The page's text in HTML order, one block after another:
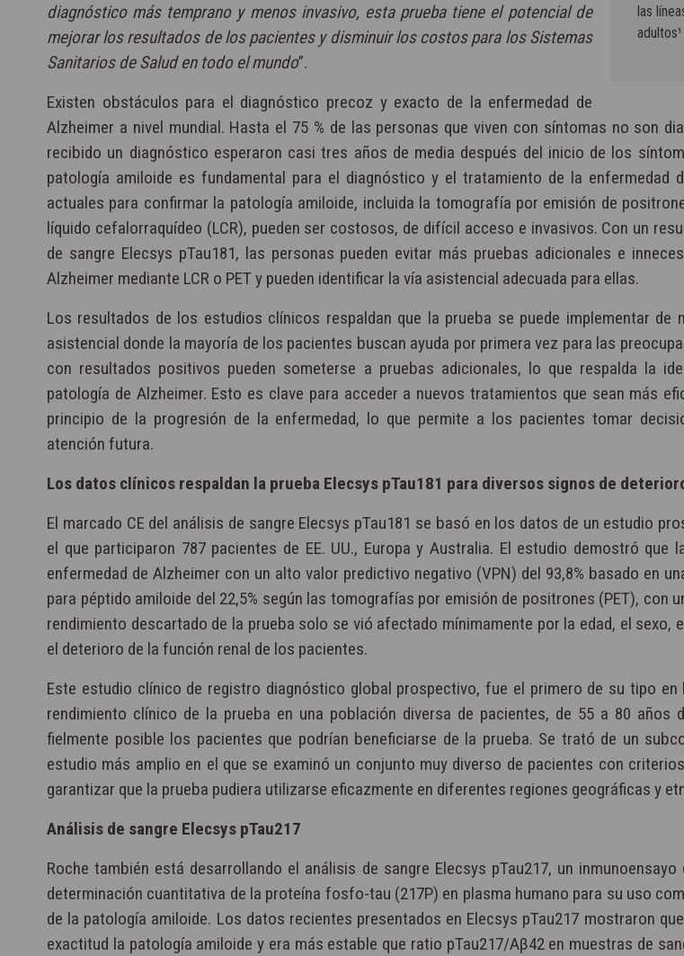
las
adultos¹
diagnóstico más temprano y menos invasivo, esta prueba tiene el potencial de
mejorar los resultados de los pacientes y disminuir los costos para los Sistemas
Sanitarios de Salud en todo el mundo”.
Existen obstáculos para el diagnóstico precoz y exacto de la enfermedad de
Alzheimer a nivel mundial. Hasta el 75 % de las personas que viven con síntomas no son
recibido un diagnóstico esperaron casi tres años de media después del inicio de los
patología amiloide es fundamental para el diagnóstico y el tratamiento de la enfermedad
actuales para confirmar la patología amiloide, incluida la tomografía por emisión de
líquido cefalorraquídeo (LCR), pueden ser costosos, de difícil acceso e invasivos. Con un
de sangre Elecsys pTau181, las personas pueden evitar más pruebas adicionales e
Alzheimer mediante LCR o PET y pueden identificar la vía asistencial adecuada para ellas.
Los resultados de los estudios clínicos respaldan que la prueba se puede implementar de
asistencial donde la mayoría de los pacientes buscan ayuda por primera vez para las
con resultados positivos pueden someterse a pruebas adicionales, lo que respalda la
patología de Alzheimer. Esto es clave para acceder a nuevos tratamientos que sean más
principio de la progresión de la enfermedad, lo que permite a los pacientes tomar
atención futura.
Los datos clínicos respaldan la prueba Elecsys pTau181 para diversos signos de
El marcado CE del análisis de sangre Elecsys pTau181 se basó en los datos de un estudio
el que participaron 787 pacientes de EE. UU., Europa y Australia. El estudio demostró que
enfermedad de Alzheimer con un alto valor predictivo negativo (VPN) del 93,8% basado en
para péptido amiloide del 22,5% según las tomografías por emisión de positrones (PET), con
rendimiento descartado de la prueba solo se vió afectado mínimamente por la edad, el sexo,
el deterioro de la función renal de los pacientes.
Este estudio clínico de registro diagnóstico global prospectivo, fue el primero de su tipo en
rendimiento clínico de la prueba en una población diversa de pacientes, de 55 a 80 años
fielmente posible los pacientes que podrían beneficiarse de la prueba. Se trató de un
estudio más amplio en el que se examinó un conjunto muy diverso de pacientes con
garantizar que la prueba pudiera utilizarse eficazmente en diferentes regiones geográficas y
Análisis de sangre Elecsys pTau217
Roche también está desarrollando el análisis de sangre Elecsys pTau217, un
determinación cuantitativa de la proteína fosfo-tau (217P) en plasma humano para su uso
de la patología amiloide. Los datos recientes presentados en Elecsys pTau217 mostraron
exactitud la patología amiloide y era más estable que ratio pTau217/Αβ42 en muestras de